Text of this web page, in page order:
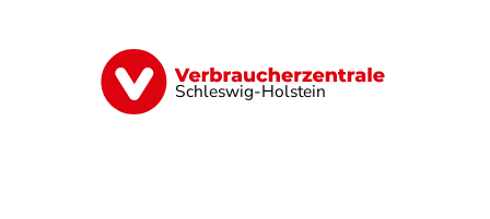
Schleswig-Holstein
Finanzen Digitales Lebensmittel